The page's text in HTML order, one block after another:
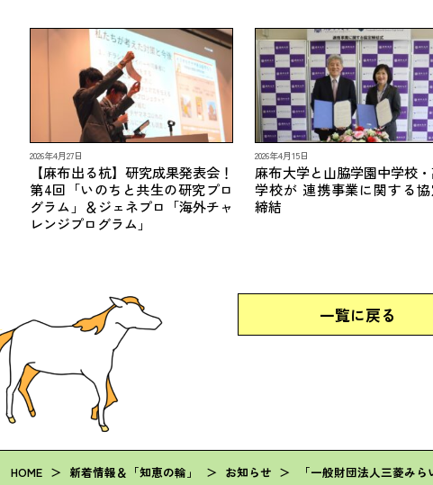
2026年4月27日
【麻布出る杭】研究成果発表会！
第4回「いのちと共生の研究プロ
グラム」＆ジェネプロ「海外チャ
レンジプログラム」
2026年4月15日
麻布大学と山脇学園中学校
学校が 連携事業に関する協
締結
一覧に戻る
HOME ＞ 新着情報＆「知恵の輪」 ＞ お知らせ ＞ 「一般財団法人三菱み